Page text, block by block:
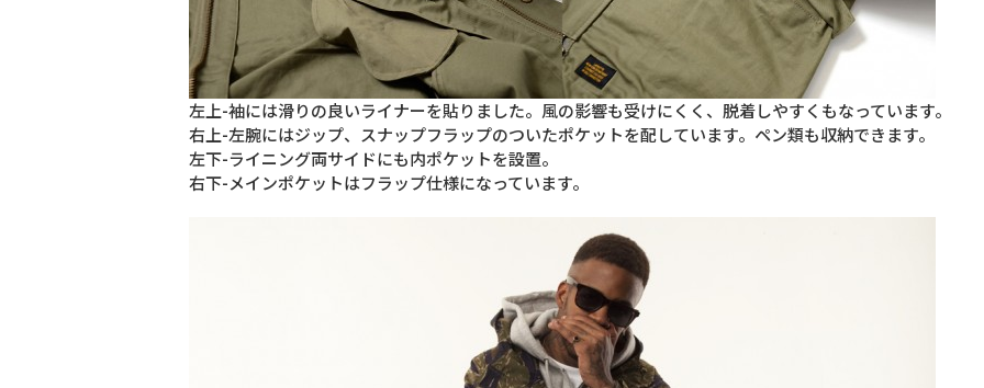
左上-袖には滑りの良いライナーを貼りました。風の影響も受けにくく、脱着しやすくもなっています。
右上-左腕にはジップ、スナップフラップのついたポケットを配しています。ペン類も収納できます。
左下-ライニング両サイドにも内ポケットを設置。
右下-メインポケットはフラップ仕様になっています。